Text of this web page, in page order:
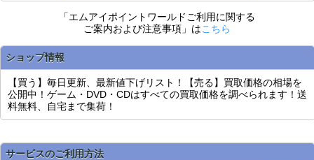
「エムアイポイントワールドご利用に関する
ご案内および注意事項」はこちら
ショップ情報
【買う】毎日更新、最新値下げリスト！【売る】買取価格の相場を
公開中！ゲーム・DVD・CDはすべての買取価格を調べられます！送
料無料、自宅まで集荷！
サービスのご利用方法